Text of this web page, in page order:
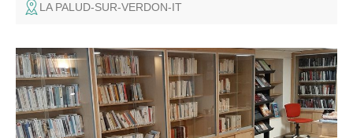
LA PALUD-SUR-VERDON-IT
Vous trouverez à la bibliothèque un large éventail
d’ouvrages : romans policiers, romans variés, livres larges
visions, de nombreux livres pour enfants de tous âges,
des bandes dessinées, des ouvrages historiques, de la